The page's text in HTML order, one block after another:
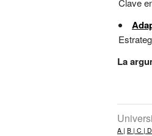
Clave
La
A | B | C |